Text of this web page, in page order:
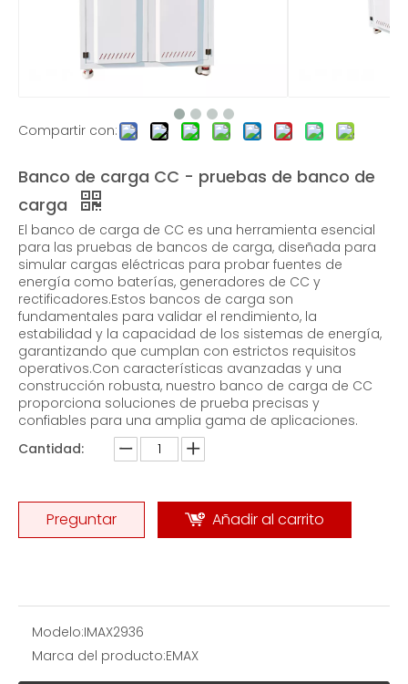
Compartir con:
Banco de carga CC - pruebas de banco de
carga
El banco de carga de CC es una herramienta esencial
para las pruebas de bancos de carga, diseñada para
simular cargas eléctricas para probar fuentes de
energía como baterías, generadores de CC y
rectificadores.Estos bancos de carga son
fundamentales para validar el rendimiento, la
estabilidad y la capacidad de los sistemas de energía,
garantizando que cumplan con estrictos requisitos
operativos.Con características avanzadas y una
construcción robusta, nuestro banco de carga de CC
proporciona soluciones de prueba precisas y
confiables para una amplia gama de aplicaciones.
Cantidad:
Preguntar Añadir al carrito
Modelo:IMAX2936
Marca del producto:EMAX